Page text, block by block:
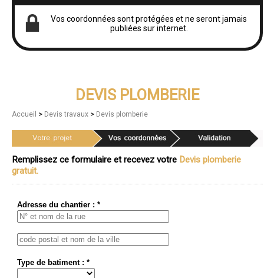
Vos coordonnées sont protégées et ne seront jamais
publiées sur internet.
DEVIS PLOMBERIE
Accueil > Devis travaux > Devis plomberie
Remplissez ce formulaire et recevez votre Devis plomberie
gratuit.
Adresse du chantier : *
Type de batiment : *